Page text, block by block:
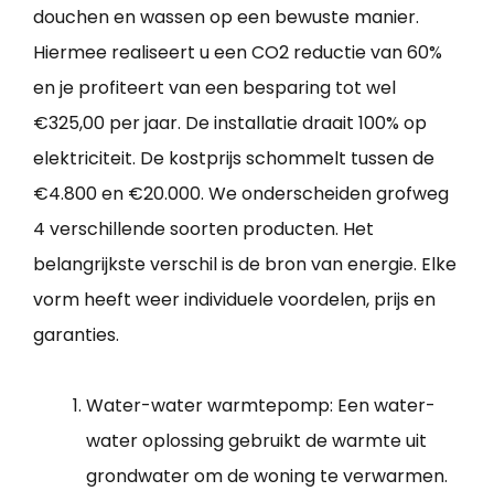
douchen en wassen op een bewuste manier.
Hiermee realiseert u een CO2 reductie van 60%
en je profiteert van een besparing tot wel
€325,00 per jaar. De installatie draait 100% op
elektriciteit. De kostprijs schommelt tussen de
€4.800 en €20.000. We onderscheiden grofweg
4 verschillende soorten producten. Het
belangrijkste verschil is de bron van energie. Elke
vorm heeft weer individuele voordelen, prijs en
garanties.
Water-water warmtepomp: Een water-
water oplossing gebruikt de warmte uit
grondwater om de woning te verwarmen.